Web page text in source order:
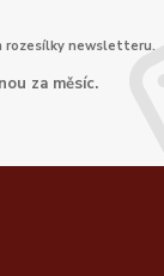
rozesílky newsletteru.
za měsíc.